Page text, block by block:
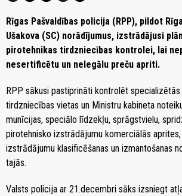
Rīgas Pašvaldības policija (RPP), pildot
Ušakova (SC) norādījumus, izstrādājusi
pirotehnikas tirdzniecības kontrolei, lai
nesertificētu un nelegālu preču apriti.
RPP sākusi pastiprināti kontrolēt specializētās
tirdzniecības vietas un Ministru kabineta
munīcijas, speciālo līdzekļu, sprāgstvielu,
pirotehnisko izstrādājumu komerciālās
izstrādājumu klasificēšanas un izmantošanas
tajās.
Valsts policija ar 21.decembri sāks izsniegt